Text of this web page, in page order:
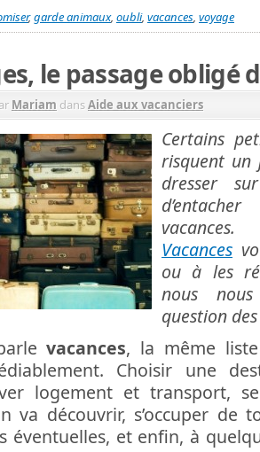
,garde animaux, oubli, vacances, voyage
le passage obligé
Mariam dansAide aux vacanciers
Certains
risquent un
dresser
Vacances
ou à les
nous
question
vacances, la même
Choisir une
logement et transport,
va découvrir, s’occuper de
éventuelles, et enfin, à